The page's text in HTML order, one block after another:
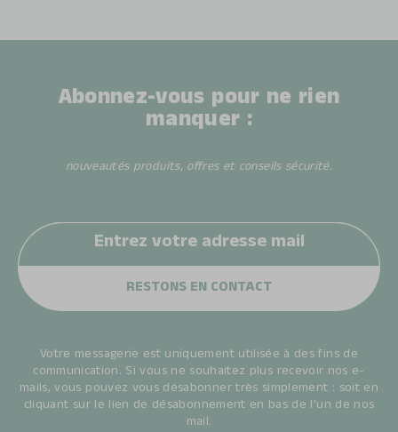
Abonnez-vous pour ne rien
manquer :
nouveautés produits, offres et conseils sécurité.
Votre messagerie est uniquement utilisée à des fins de
communication. Si vous ne souhaitez plus recevoir nos e-
mails, vous pouvez vous désabonner très simplement : soit en
cliquant sur le lien de désabonnement en bas de l’un de nos
mail.